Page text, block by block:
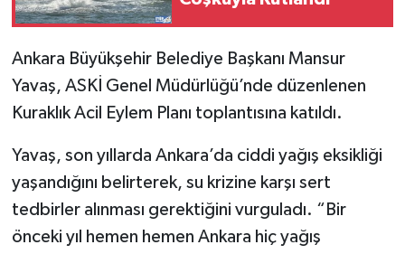
Ankara Büyükşehir Belediye Başkanı Mansur
Yavaş, ASKİ Genel Müdürlüğü’nde düzenlenen
Kuraklık Acil Eylem Planı toplantısına katıldı.
Yavaş, son yıllarda Ankara’da ciddi yağış eksikliği
yaşandığını belirterek, su krizine karşı sert
tedbirler alınması gerektiğini vurguladı. “Bir
önceki yıl hemen hemen Ankara hiç yağış